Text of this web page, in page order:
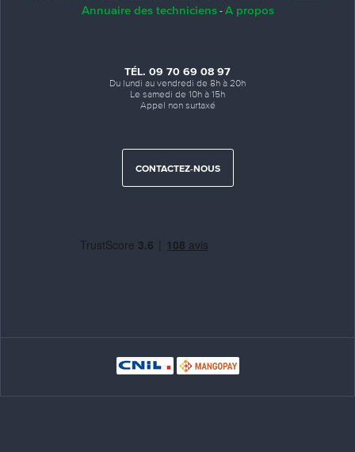
Annuaire des techniciens- A propos
TÉL. 09 70 69 08 97
Du lundi au vendredi de 8h à 20h
Le samedi de 10h à 15h
Appel non surtaxé
CONTACTEZ-NOUS